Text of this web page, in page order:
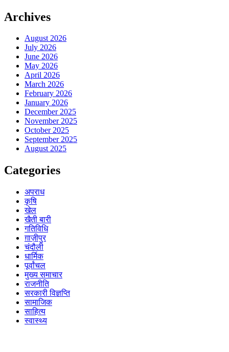
Archives
August 2026
July 2026
June 2026
May 2026
April 2026
March 2026
February 2026
January 2026
December 2025
November 2025
October 2025
September 2025
August 2025
Categories
अपराध
कृषि
खेल
खैती बारी
गतिविधि
ग़ाज़ीपुर
चंदौली
धार्मिक
पूर्वांचल
मुख्य समाचार
राजनीति
सरकारी विज्ञप्ति
सामाजिक
साहित्य
स्वास्थ्य